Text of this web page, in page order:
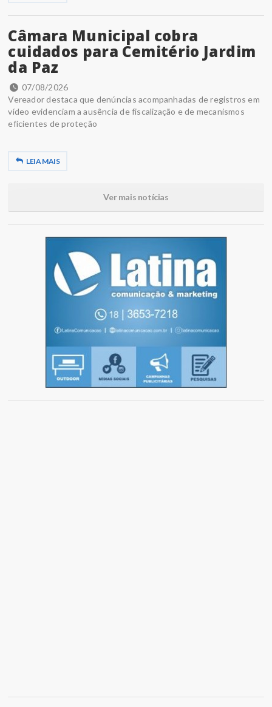
Câmara Municipal cobra
cuidados para Cemitério Jardim
da Paz
07/08/2026
Vereador destaca que denúncias acompanhadas de registros em
vídeo evidenciam a ausência de fiscalização e de mecanismos
eficientes de proteção
LEIA MAIS
Ver mais notícias